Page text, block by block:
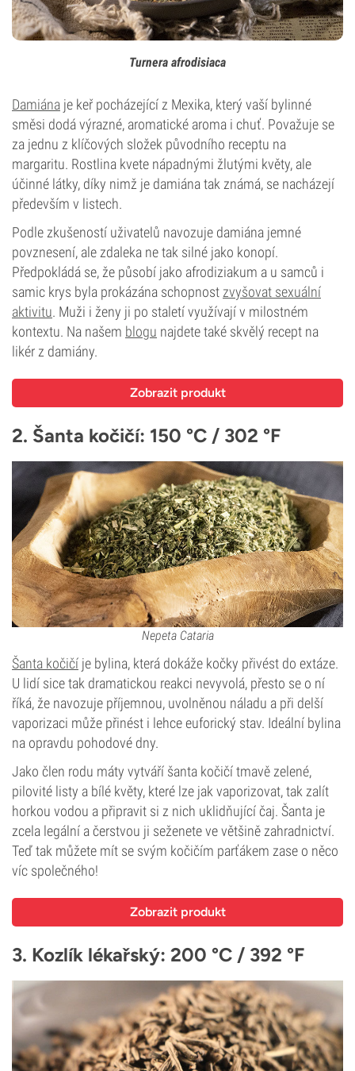
Turnera afrodisiaca
Damiána je keř pocházející z Mexika, který vaší bylinné
směsi dodá výrazné, aromatické aroma i chuť. Považuje se
za jednu z klíčových složek původního receptu na
margaritu. Rostlina kvete nápadnými žlutými květy, ale
účinné látky, díky nimž je damiána tak známá, se nacházejí
především v listech.
Podle zkušeností uživatelů navozuje damiána jemné
povznesení, ale zdaleka ne tak silné jako konopí.
Předpokládá se, že působí jako afrodiziakum a u samců i
samic krys byla prokázána schopnost zvyšovat sexuální
aktivitu. Muži i ženy ji po staletí využívají v milostném
kontextu. Na našem blogu najdete také skvělý recept na
likér z damiány.
Zobrazit produkt
2. Šanta kočičí: 150 °C / 302 °F
Nepeta Cataria
Šanta kočičí je bylina, která dokáže kočky přivést do extáze.
U lidí sice tak dramatickou reakci nevyvolá, přesto se o ní
říká, že navozuje příjemnou, uvolněnou náladu a při delší
vaporizaci může přinést i lehce euforický stav. Ideální bylina
na opravdu pohodové dny.
Jako člen rodu máty vytváří šanta kočičí tmavě zelené,
pilovité listy a bílé květy, které lze jak vaporizovat, tak zalít
horkou vodou a připravit si z nich uklidňující čaj. Šanta je
zcela legální a čerstvou ji seženete ve většině zahradnictví.
Teď tak můžete mít se svým kočičím parťákem zase o něco
víc společného!
Zobrazit produkt
3. Kozlík lékařský: 200 °C / 392 °F